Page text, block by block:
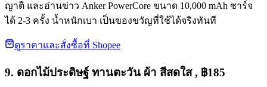
ญาติ และอ่านข่าว Anker PowerCore ขนาด 10,000 mAh ชาร์จ
ได้ 2-3 ครั้ง น้ำหนักเบา เป็นของขวัญที่ใช้ได้จริงทันที
ดูราคาและสั่งซื้อที่ Shopee
9. ดอกไม้ประดิษฐ์ ทานตะวัน ผ้า สีสดใส , ฿185